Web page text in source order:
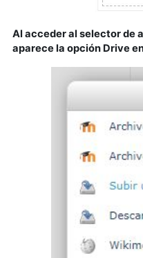
Al acceder al selector de
aparece la opción Drive